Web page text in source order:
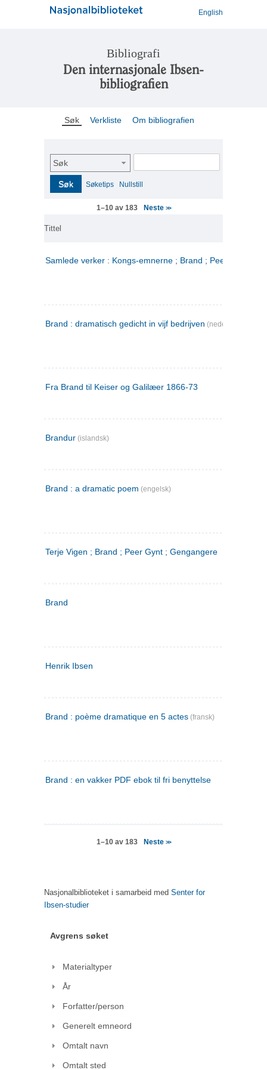
English
Bibliografi
Den internasjonale Ibsen-
bibliografien
Søk Verkliste Om bibliografien
Søk
Søk Søketips Nullstill
1–10 av 183 Neste >>
Tittel
Samlede verker : Kongs-emnerne ; Brand ; Peer Gynt. 2
Brand : dramatisch gedicht in vijf bedrijven (nederlandsk)
Fra Brand til Keiser og Galilæer 1866-73
Brandur (islandsk)
Brand : a dramatic poem (engelsk)
Terje Vigen ; Brand ; Peer Gynt ; Gengangere
Brand
Henrik Ibsen
Brand : poème dramatique en 5 actes (fransk)
Brand : en vakker PDF ebok til fri benyttelse
1–10 av 183 Neste >>
Nasjonalbiblioteket i samarbeid med Senter for
Ibsen-studier
Avgrens søket
Materialtyper
År
Forfatter/person
Generelt emneord
Omtalt navn
Omtalt sted